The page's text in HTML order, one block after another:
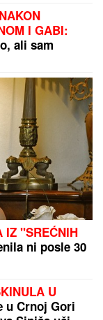
I GABI:
ali sam
IZ "SREĆNIH
ni posle 30
U
u Crnoj Gori